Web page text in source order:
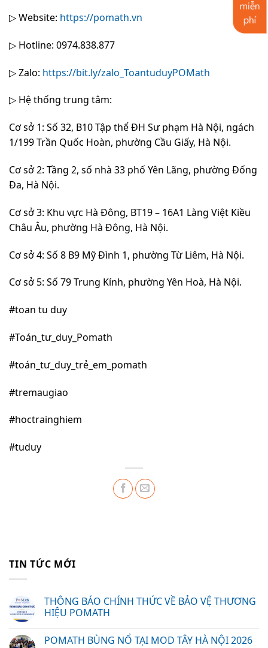
▷ Website: https://pomath.vn
▷ Hotline: 0974.838.877
▷ Zalo: https://bit.ly/zalo_ToantuduyPOMath
▷ Hệ thống trung tâm:
Cơ sở 1: Số 32, B10 Tập thể ĐH Sư phạm Hà Nội, ngách
1/199 Trần Quốc Hoàn, phường Cầu Giấy, Hà Nội.
Cơ sở 2: Tầng 2, số nhà 33 phố Yên Lãng, phường Đống
Đa, Hà Nội.
Cơ sở 3: Khu vực Hà Đông, BT19 – 16A1 Làng Việt Kiều
Châu Âu, phường Hà Đông, Hà Nội.
Cơ sở 4: Số 8 B9 Mỹ Đình 1, phường Từ Liêm, Hà Nội.
Cơ sở 5: Số 79 Trung Kính, phường Yên Hoà, Hà Nội.
#toan tu duy
#Toán_tư_duy_Pomath
#toán_tư_duy_trẻ_em_pomath
#tremaugiao
#hoctrainghiem
#tuduy
TIN TỨC MỚI
THÔNG BÁO CHÍNH THỨC VỀ BẢO VỆ THƯƠNG
HIỆU POMATH
POMATH BÙNG NỔ TẠI MOD TÂY HÀ NỘI 2026